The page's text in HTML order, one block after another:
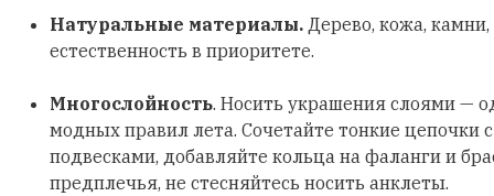
Натуральные материалы. Дерево, кожа,
естественность в приоритете.
Многослойность. Носить украшения слоями —
модных правил лета. Сочетайте тонкие цепочки
подвесками, добавляйте кольца на фаланги и
предплечья, не стесняйтесь носить анклеты.